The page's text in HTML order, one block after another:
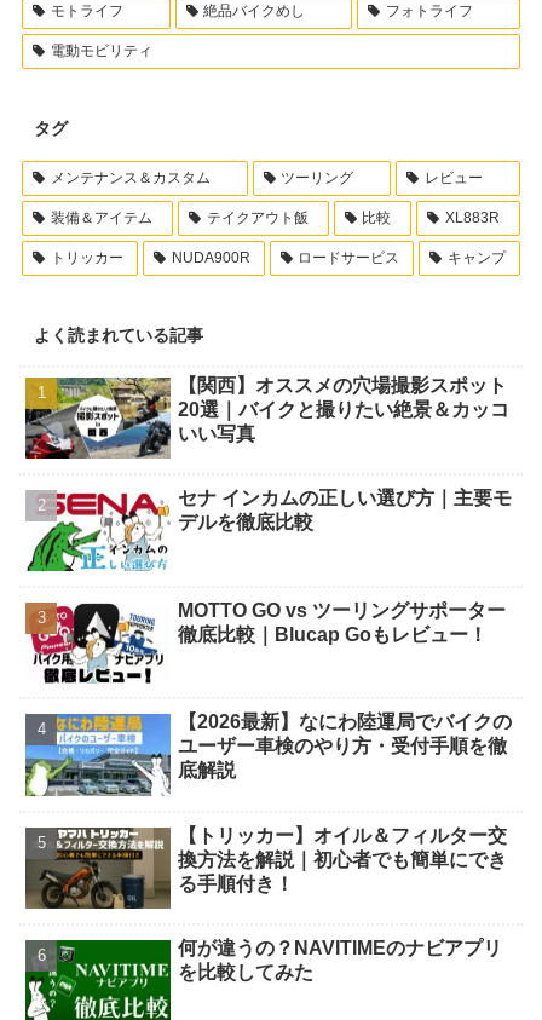
モトライフ 絶品バイクめし フォトライフ
電動モビリティ
タグ
メンテナンス＆カスタム ツーリング レビュー
装備＆アイテム テイクアウト飯 比較 XL883R
トリッカー NUDA900R ロードサービス キャンプ
よく読まれている記事
【関西】オススメの穴場撮影スポット
20選｜バイクと撮りたい絶景＆カッコ
いい写真
セナ インカムの正しい選び方｜主要モ
デルを徹底比較
MOTTO GO vs ツーリングサポーター
徹底比較｜Blucap Goもレビュー！
【2026最新】なにわ陸運局でバイクの
ユーザー車検のやり方・受付手順を徹
底解説
【トリッカー】オイル＆フィルター交
換方法を解説｜初心者でも簡単にでき
る手順付き！
何が違うの？NAVITIMEのナビアプリ
を比較してみた